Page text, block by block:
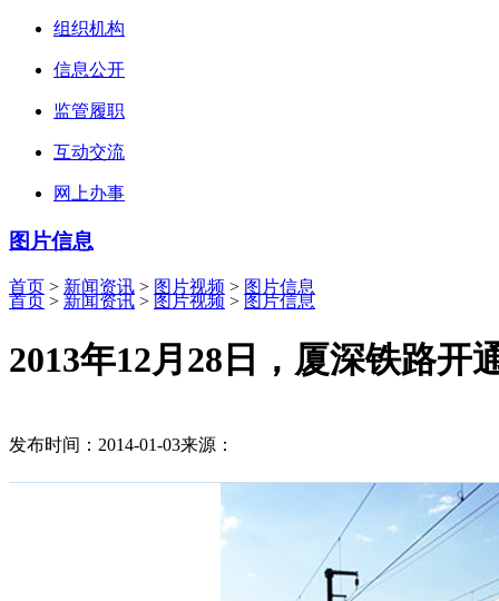
组织机构
信息公开
监管履职
互动交流
网上办事
图片信息
首页 > 新闻资讯 > 图片视频 > 图片信息
首页 > 新闻资讯 > 图片视频 > 图片信息
2013年12月28日，厦深铁路开
发布时间：2014-01-03来源：